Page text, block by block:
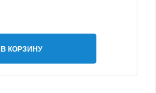
В КОРЗИНУ